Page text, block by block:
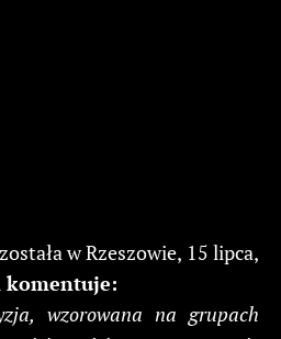
w Rzeszowie, 15 lipca,
komentuje:
wzorowana na grupach